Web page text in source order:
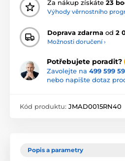
Za nákup získáte 23
Výhody věrnostního
Doprava zdarma od 2
Možnosti doručení ›
Potřebujete poradit?
Zavolejte na 499 599
nebo napište dotaz
Kód produktu: JMAD0015RN40
Popis a parametry